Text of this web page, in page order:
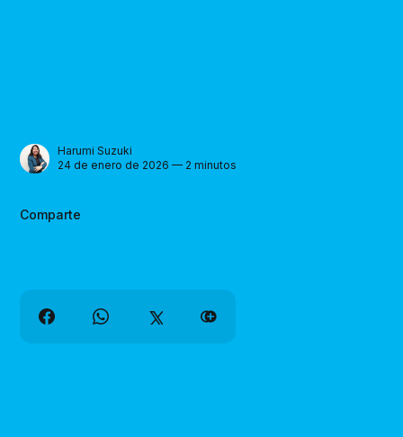
Harumi Suzuki
24 de enero de 2026 — 2 minutos
Comparte